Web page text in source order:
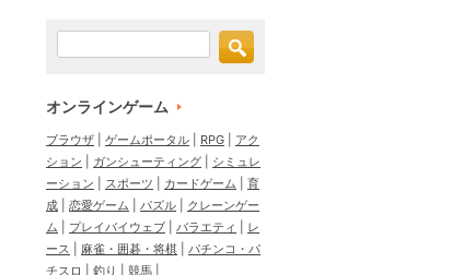
オンラインゲーム
ブラウザ ゲームポータル RPG
アク
ション
ガンシューティング
シミュレ
ーション
スポーツ カードゲーム
育
成
恋愛ゲーム パズル
クレーンゲー
ム
プレイバイウェブ バラエティ
レ
ース
麻雀・囲碁・将棋
パチンコ・パ
チスロ
釣り 競馬